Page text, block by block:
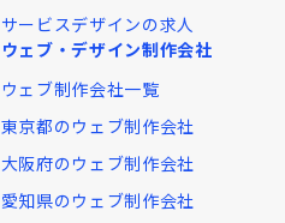
サービスデザインの求人
ウェブ・デザイン制作会社
ウェブ制作会社一覧
東京都のウェブ制作会社
大阪府のウェブ制作会社
愛知県のウェブ制作会社